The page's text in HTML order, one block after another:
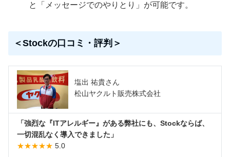
と「メッセージでのやりとり」が可能です。
＜Stockの口コミ・評判＞
塩出 祐貴さん
松山ヤクルト販売株式会社
「強烈な『ITアレルギー』がある弊社にも、Stockならば、
一切混乱なく導入できました」
★★★★★ 5.0